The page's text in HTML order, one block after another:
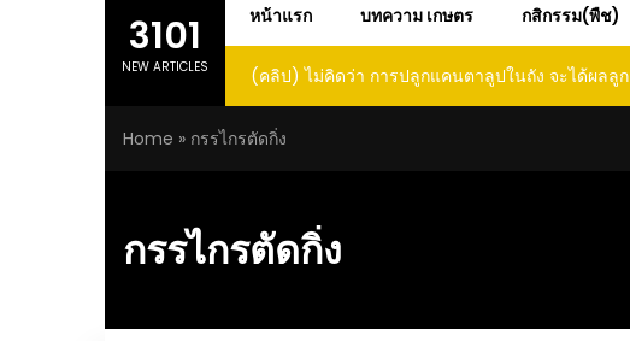
3101
NEW ARTICLES
หน้าแรก บทความ เกษตร กสิกรรม(พืช)
(คลิป) ไม่คิดว่า การปลูกแคนตาลูปในถัง จะได้ผลลูก
โตและหวานขนาดนี้ I didn’t expect that
growing cantaloupe in a barrel would yield
Home » กรรไกรตัดกิ่ง
กรรไกรตัดกิ่ง